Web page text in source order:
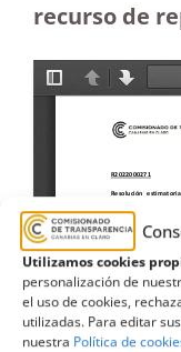
Utilizamos cookies
personalización de
el uso de cookies,
utilizadas. Para editar
nuestra Política de
recurso de